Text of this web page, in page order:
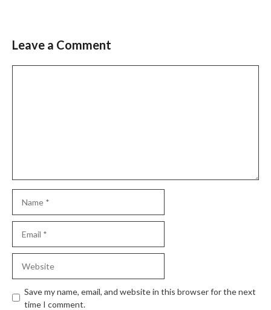
Leave a Comment
Save my name, email, and website in this browser for the next
time I comment.